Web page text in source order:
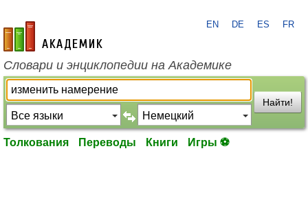
academic.ru
EN DE ES FR
Словари и энциклопедии на Академике
Найти!
Толкования Переводы Книги Игры ⚽